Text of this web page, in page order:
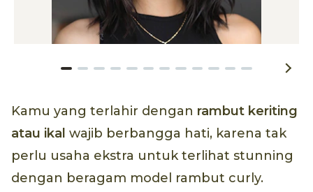
Kamu yang terlahir dengan rambut keriting
atau ikal wajib berbangga hati, karena tak
perlu usaha ekstra untuk terlihat stunning
dengan beragam model rambut curly.